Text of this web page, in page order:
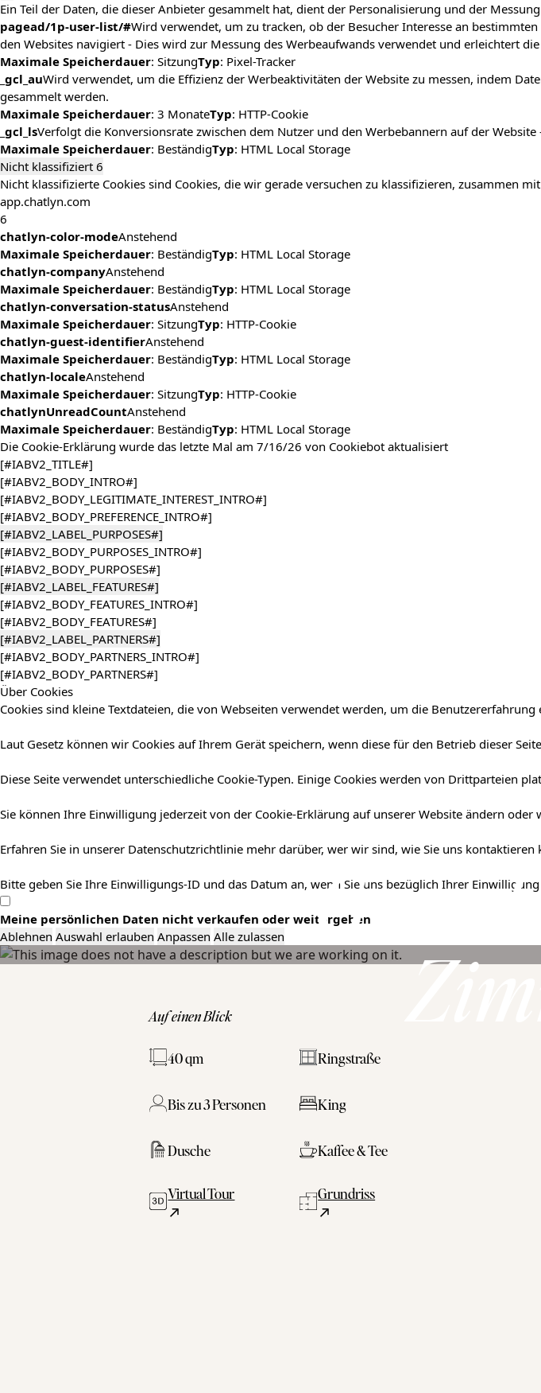
Ein Teil der Daten, die dieser Anbieter gesammelt hat, dient der Personalisierung und der
pagead/1p-user-list/#Wird verwendet, um zu tracken, ob der Besucher Interesse an
den Websites navigiert - Dies wird zur Messung des Werbeaufwands verwendet und erleichtert
Maximale Speicherdauer: SitzungTyp: Pixel-Tracker
_gcl_auWird verwendet, um die Effizienz der Werbeaktivitäten der Website zu messen, indem
gesammelt werden.
Maximale Speicherdauer: 3 MonateTyp: HTTP-Cookie
_gcl_lsVerfolgt die Konversionsrate zwischen dem Nutzer und den Werbebannern auf der
Maximale Speicherdauer: BeständigTyp: HTML Local Storage
Nicht klassifiziert 6
Nicht klassifizierte Cookies sind Cookies, die wir gerade versuchen zu klassifizieren, zusammen
app.chatlyn.com
6
chatlyn-color-modeAnstehend
Maximale Speicherdauer: BeständigTyp: HTML Local Storage
chatlyn-companyAnstehend
Maximale Speicherdauer: BeständigTyp: HTML Local Storage
chatlyn-conversation-statusAnstehend
Maximale Speicherdauer: SitzungTyp: HTTP-Cookie
chatlyn-guest-identifierAnstehend
Maximale Speicherdauer: BeständigTyp: HTML Local Storage
chatlyn-localeAnstehend
Maximale Speicherdauer: SitzungTyp: HTTP-Cookie
chatlynUnreadCountAnstehend
Maximale Speicherdauer: BeständigTyp: HTML Local Storage
Die Cookie-Erklärung wurde das letzte Mal am 7/16/26 von Cookiebot aktualisiert
[#IABV2_TITLE#]
[#IABV2_BODY_INTRO#]
[#IABV2_BODY_LEGITIMATE_INTEREST_INTRO#]
[#IABV2_BODY_PREFERENCE_INTRO#]
[#IABV2_LABEL_PURPOSES#]
[#IABV2_BODY_PURPOSES_INTRO#]
[#IABV2_BODY_PURPOSES#]
[#IABV2_LABEL_FEATURES#]
[#IABV2_BODY_FEATURES_INTRO#]
[#IABV2_BODY_FEATURES#]
[#IABV2_LABEL_PARTNERS#]
[#IABV2_BODY_PARTNERS_INTRO#]
[#IABV2_BODY_PARTNERS#]
Über Cookies
Cookies sind kleine Textdateien, die von Webseiten verwendet werden, um die Benutzererfahrung
Laut Gesetz können wir Cookies auf Ihrem Gerät speichern, wenn diese für den Betrieb dieser
Diese Seite verwendet unterschiedliche Cookie-Typen. Einige Cookies werden von Drittparteien
Sie können Ihre Einwilligung jederzeit von der Cookie-Erklärung auf unserer Website ändern oder
Erfahren Sie in unserer Datenschutzrichtlinie mehr darüber, wer wir sind, wie Sie uns
Bitte geben Sie Ihre Einwilligungs-ID und das Datum an, wenn Sie uns bezüglich Ihrer
Meine persönlichen Daten nicht verkaufen oder weitergeben
Ablehnen Auswahl erlauben Anpassen Alle zulassen
Grand
Auf einen Blick
40 qm Ringstraße
Bis zu 3 Personen King
Dusche Kaffee & Tee
Virtual Tour Grundriss